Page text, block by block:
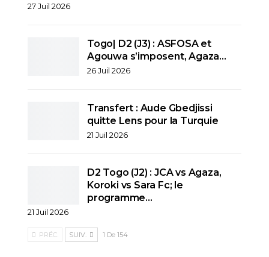
27 Juil 2026
Togo| D2 (J3) : ASFOSA et
Agouwa s’imposent, Agaza…
26 Juil 2026
Transfert : Aude Gbedjissi
quitte Lens pour la Turquie
21 Juil 2026
D2 Togo (J2) : JCA vs Agaza,
Koroki vs Sara Fc; le
programme…
21 Juil 2026
PRÉC. SUIV. 1 De 154